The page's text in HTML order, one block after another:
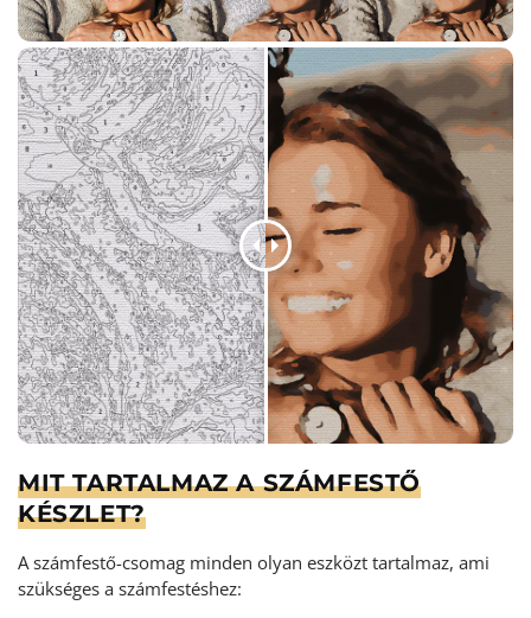
MIT TARTALMAZ A SZÁMFESTŐ
KÉSZLET?
A számfestő-csomag minden olyan eszközt tartalmaz, ami
szükséges a számfestéshez: